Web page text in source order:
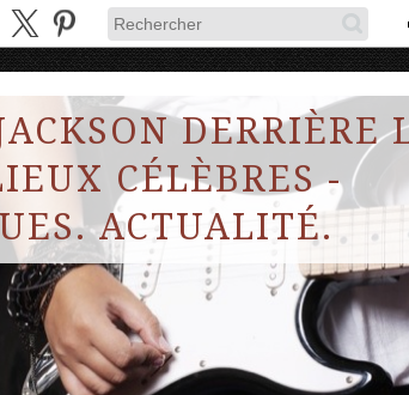
DERRIÈRE
CÉLÈBRES -
ACTUALITÉ.